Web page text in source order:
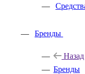
Бренды
Назад
Бренды